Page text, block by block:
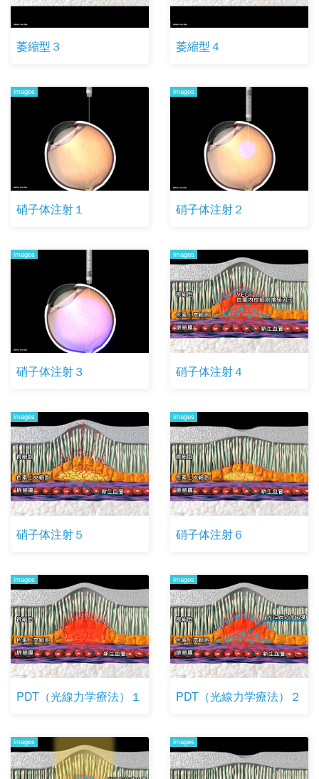
萎縮型３ 萎縮型４
images
硝子体注射１
images
硝子体注射２
images
硝子体注射３
images
硝子体注射４
images
硝子体注射５
images
硝子体注射６
images
PDT（光線力学療法）１
images
PDT（光線力学療法）２
images images